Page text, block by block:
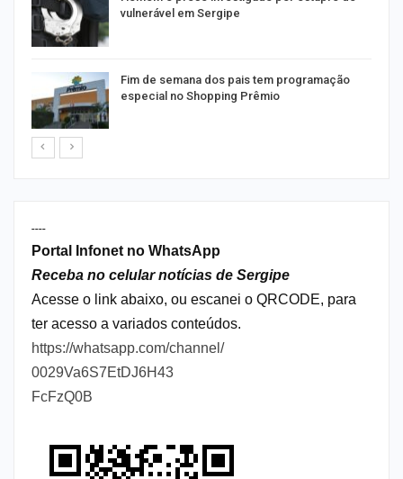
vulnerável em Sergipe
Fim de semana dos pais tem programação
especial no Shopping Prêmio
----
Portal Infonet no WhatsApp
Receba no celular notícias de Sergipe
Acesse o link abaixo, ou escanei o QRCODE, para
ter acesso a variados conteúdos.
https://whatsapp.com/channel/
0029Va6S7EtDJ6H43
FcFzQ0B